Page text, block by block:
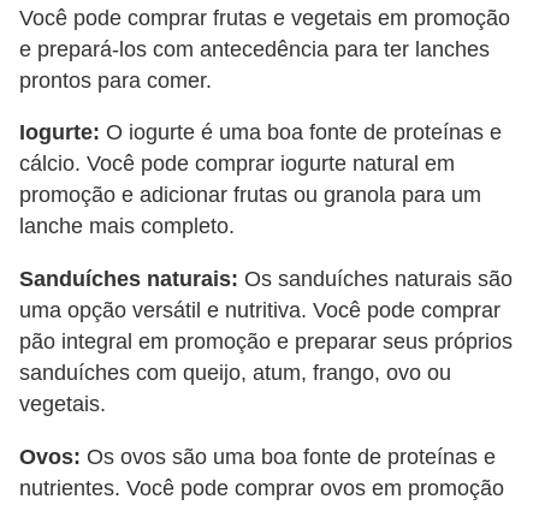
Você pode comprar frutas e vegetais em promoção
e prepará-los com antecedência para ter lanches
prontos para comer.
Iogurte: O iogurte é uma boa fonte de proteínas e
cálcio. Você pode comprar iogurte natural em
promoção e adicionar frutas ou granola para um
lanche mais completo.
Sanduíches naturais: Os sanduíches naturais são
uma opção versátil e nutritiva. Você pode comprar
pão integral em promoção e preparar seus próprios
sanduíches com queijo, atum, frango, ovo ou
vegetais.
Ovos: Os ovos são uma boa fonte de proteínas e
nutrientes. Você pode comprar ovos em promoção